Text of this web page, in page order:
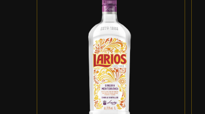
ADD TO CART / DETALLES